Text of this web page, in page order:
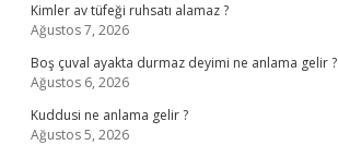
Kimler av tüfeği ruhsatı alamaz ?
Ağustos 7, 2026
Boş çuval ayakta durmaz deyimi ne anlama gelir ?
Ağustos 6, 2026
Kuddusi ne anlama gelir ?
Ağustos 5, 2026